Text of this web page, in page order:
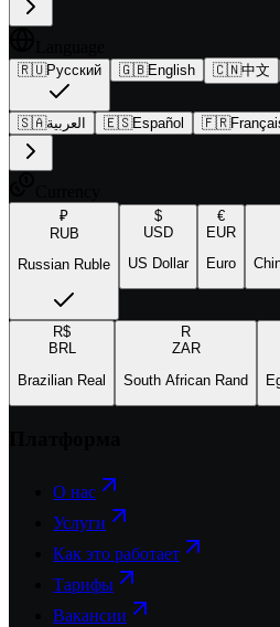
🇷🇺Русский 🇬🇧English 🇨🇳中文
🇸🇦العربية 🇪🇸Español 🇫🇷
₽
RUB
Russian Ruble
$
USD
US Dollar
€
EUR
Euro
R$
BRL
Brazilian Real
R
ZAR
South African Rand
О нас
Услуги
Как это работает
Тарифы
Вакансии